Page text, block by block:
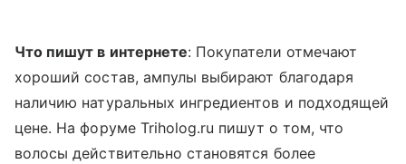
Что пишут в интернете: Покупатели отмечают
хороший состав, ампулы выбирают благодаря
наличию натуральных ингредиентов и подходящей
цене. На форуме Triholog.ru пишут о том, что
волосы действительно становятся более